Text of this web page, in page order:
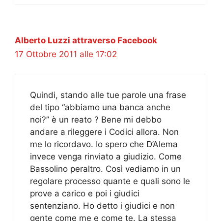
Alberto Luzzi attraverso Facebook
17 Ottobre 2011 alle 17:02
Quindi, stando alle tue parole una frase
del tipo “abbiamo una banca anche
noi?” è un reato ? Bene mi debbo
andare a rileggere i Codici allora. Non
me lo ricordavo. Io spero che D’Alema
invece venga rinviato a giudizio. Come
Bassolino peraltro. Così vediamo in un
regolare processo quante e quali sono le
prove a carico e poi i giudici
sentenziano. Ho detto i giudici e non
gente come me e come te. La stessa